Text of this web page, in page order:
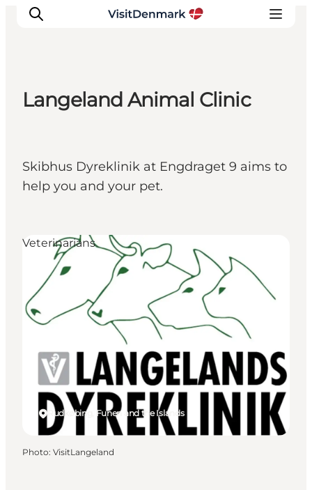
Quoi faire
Hébergements
Planifiez votre voyage
Langeland Animal Clinic
Skibhus Dyreklinik at Engdraget 9 aims to
help you and your pet.
Rudkøbing, Funen and the Islands
Veterinarians
Photo: VisitLangeland